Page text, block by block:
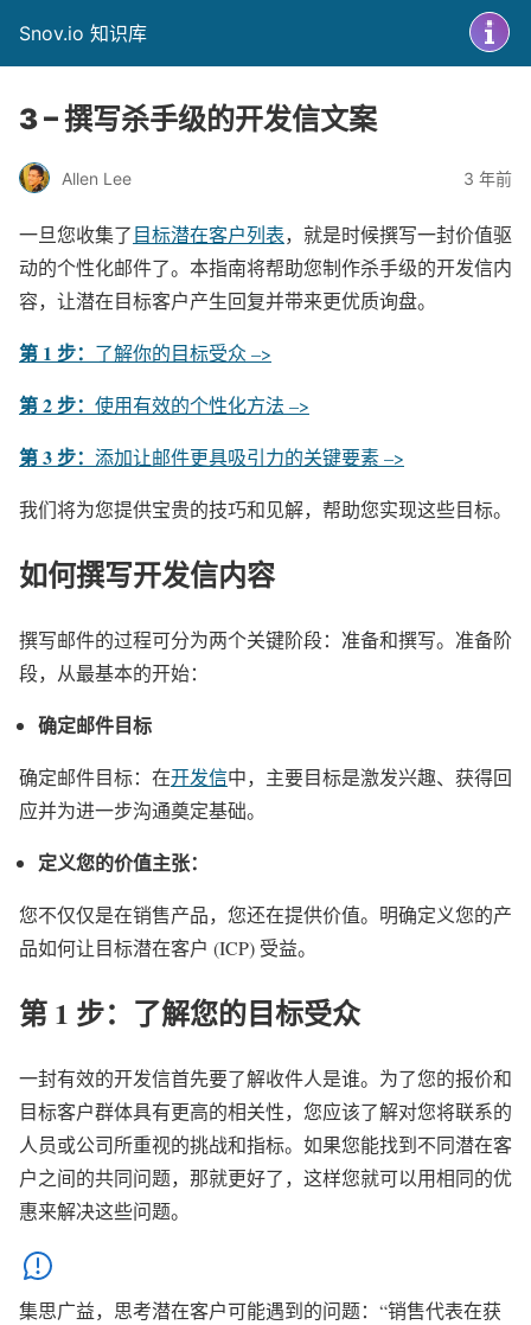
Snov.io 知识库
3 – 撰写杀手级的开发信文案
Allen Lee 3 年前
一旦您收集了目标潜在客户列表，就是时候撰写一封价值驱
动的个性化邮件了。本指南将帮助您制作杀手级的开发信内
容，让潜在目标客户产生回复并带来更优质询盘。
第 1 步： 了解你的目标受众 –>
第 2 步： 使用有效的个性化方法 –>
第 3 步： 添加让邮件更具吸引力的关键要素 –>
我们将为您提供宝贵的技巧和见解，帮助您实现这些目标。
如何撰写开发信内容
撰写邮件的过程可分为两个关键阶段：准备和撰写。准备阶
段，从最基本的开始：
确定邮件目标
确定邮件目标：在开发信中，主要目标是激发兴趣、获得回
应并为进一步沟通奠定基础。
定义您的价值主张：
您不仅仅是在销售产品，您还在提供价值。明确定义您的产
品如何让目标潜在客户 (ICP) 受益。
第 1 步：了解您的目标受众
一封有效的开发信首先要了解收件人是谁。 为了您的报价和
目标客户群体具有更高的相关性，您应该了解对您将联系的
人员或公司所重视的挑战和指标。如果您能找到不同潜在客
户之间的共同问题，那就更好了，这样您就可以用相同的优
惠来解决这些问题。
集思广益，思考潜在客户可能遇到的问题：“销售代表在获